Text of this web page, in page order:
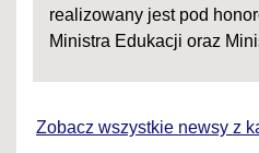
realizowany jest pod
Ministra Edukacji oraz
Zobacz wszystkie newsy z